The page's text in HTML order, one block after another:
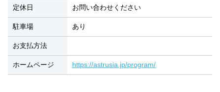
定休日 お問い合わせください
駐車場 あり
お支払方法
ホームページ https://astrusia.jp/program/